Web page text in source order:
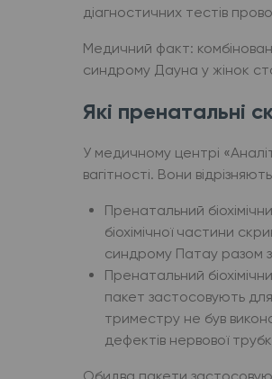
діагностичних тестів
Медичний факт:
синдрому Дауна у жінок
Які пренатальні
У медичному центрі
вагітності. Вони
Пренатальний
біохімічної частини
синдрому Патау разом
Пренатальний
пакет застосовують
триместру не був
дефектів нервової